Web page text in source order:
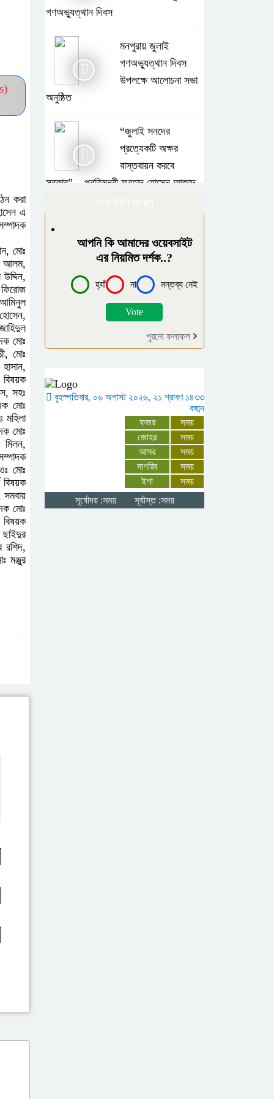
করা
এ
মোঃ
আলম,
মোঃ
মোঃ
সহঃ
মোঃ
মহিলা
মোঃ
মিলন,
মোঃ
বিষয়ক
মোঃ
রশিদ,
মঞ্জুর
গণঅভ্যুত্থান দিবস
মনপুরায় জুলাই
গণঅভ্যুত্থান দিবস
উপলক্ষে আলোচনা সভা
অনুষ্ঠিত
“জুলাই সনদের
প্রত্যেকটি অক্ষর
বাস্তবায়ন করবে
সরকার” – প্রতিমন্ত্রী ফরহাদ হোসেন আজাদ
আরেক নারীর ঘরে আটক
জামায়াত সমর্থক, থানায়
দক্ষিণ আইচায়
কর্মজীবনের অবসানে
সম্মাননা ও ভালোবাসায়
বিদ্যালয়ের এডহক
কমিটির সভাপতি নির্বাচিত
রাজধানীর তিন ক্যাম্পাসে
ছাত্রদল-শিবির সংঘর্ষ,
উত্তেজনায় দিনভর
আপনি কি আমাদের ওয়েবসাইট
এর নিয়মিত দর্শক..?
হ্যাঁ না মন্তব্য নেই
পুরনো ফলাফল
বৃহস্পতিবার, ০৬ অগাস্ট ২০২৬, ২১ শ্রাবণ ১৪৩৩
বঙ্গাব্দ
ফজর
সময়
জোহর
সময়
আসর
সময়
মাগরিব
সময়
ইশা
সময়
সূর্যোদয় :সময়
সূর্যাস্ত :সময়